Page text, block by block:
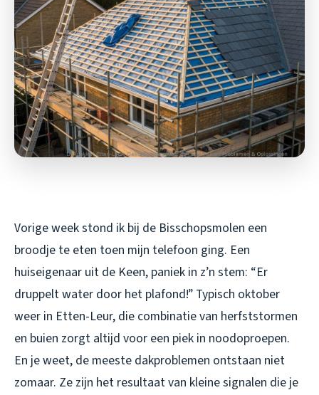
Vorige week stond ik bij de Bisschopsmolen een
broodje te eten toen mijn telefoon ging. Een
huiseigenaar uit de Keen, paniek in z’n stem: “Er
druppelt water door het plafond!” Typisch oktober
weer in Etten-Leur, die combinatie van herfststormen
en buien zorgt altijd voor een piek in noodoproepen.
En je weet, de meeste dakproblemen ontstaan niet
zomaar. Ze zijn het resultaat van kleine signalen die je